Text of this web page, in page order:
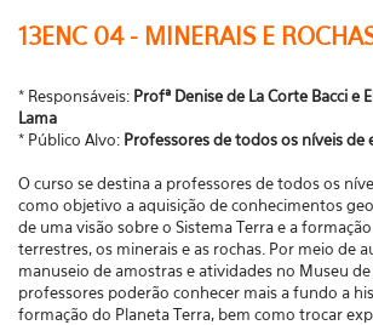
13ENC 04 - MINERAIS E
* Responsáveis: Profª Denise de La Corte Bacci e
Lama
* Público Alvo: Professores de todos os níveis de
O curso se destina a professores de todos os
como objetivo a aquisição de conhecimentos
de uma visão sobre o Sistema Terra e a
terrestres, os minerais e as rochas. Por meio de
manuseio de amostras e atividades no Museu de
professores poderão conhecer mais a fundo a
formação do Planeta Terra, bem como trocar